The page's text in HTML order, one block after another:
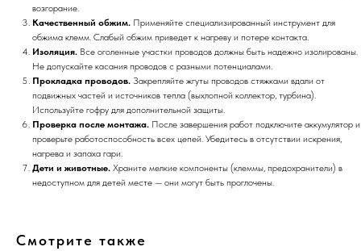
возгорание.
Качественный обжим. Применяйте специализированный инструмент для
обжима клемм. Слабый обжим приведет к нагреву и потере контакта.
Изоляция. Все оголенные участки проводов должны быть надежно изолированы.
Не допускайте касания проводов с разными потенциалами.
Прокладка проводов. Закрепляйте жгуты проводов стяжками вдали от
подвижных частей и источников тепла (выхлопной коллектор, турбина).
Используйте гофру для дополнительной защиты.
Проверка после монтажа. После завершения работ подключите аккумулятор и
проверьте работоспособность всех цепей. Убедитесь в отсутствии искрения,
нагрева и запаха гари.
Дети и животные. Храните мелкие компоненты (клеммы, предохранители) в
недоступном для детей месте — они могут быть проглочены.
Смотрите также